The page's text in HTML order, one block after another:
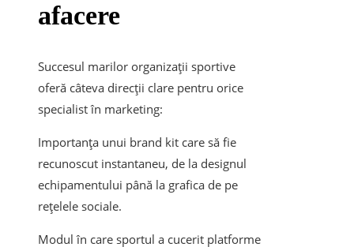
afacere
Succesul marilor organizații sportive
oferă câteva direcții clare pentru orice
specialist în marketing:
Importanța unui brand kit care să fie
recunoscut instantaneu, de la designul
echipamentului până la grafica de pe
rețelele sociale.
Modul în care sportul a cucerit platforme